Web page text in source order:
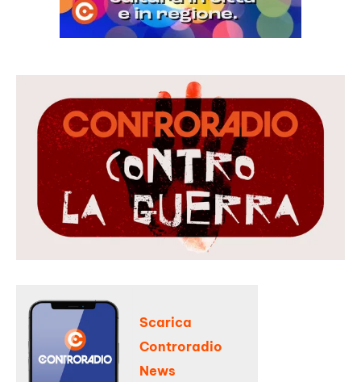
Scarica
Controradio
News